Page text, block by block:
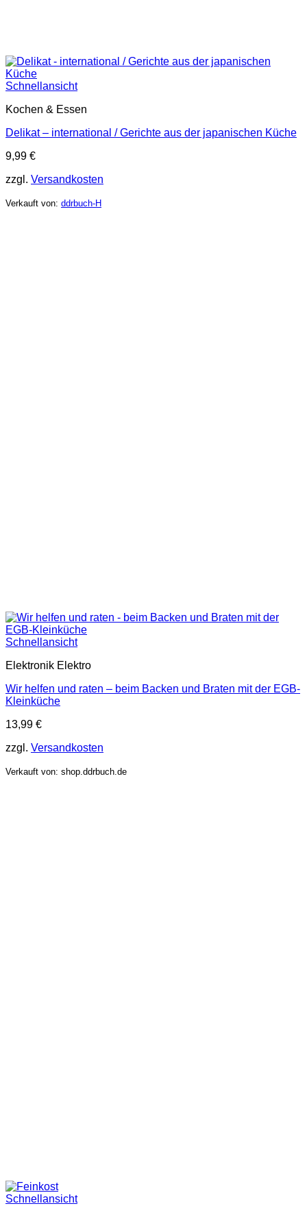
Schnellansicht
Kochen & Essen
Delikat – international / Gerichte aus der japanischen Küche
9,99 €
zzgl. Versandkosten
Verkauft von: ddrbuch-H
Schnellansicht
Elektronik Elektro
Wir helfen und raten – beim Backen und Braten mit der EGB-
Kleinküche
13,99 €
zzgl. Versandkosten
Verkauft von: shop.ddrbuch.de
Schnellansicht